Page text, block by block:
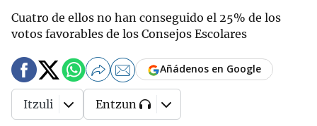
Cuatro de ellos no han conseguido el 25% de los
votos favorables de los Consejos Escolares
Añádenos en Google
Itzuli Entzun